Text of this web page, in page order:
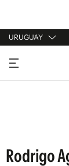
URUGUAY
URUGUAY
ARGENTINA
Rodrigo